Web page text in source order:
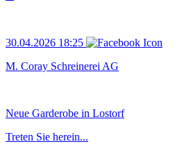
30.04.2026 18:25
M. Coray Schreinerei AG
Neue Garderobe in Lostorf
Treten Sie herein...